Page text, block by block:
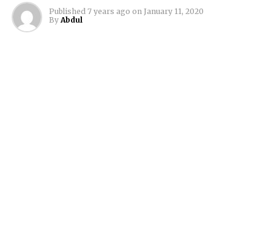
Published 7 years ago on January 11, 2020
By Abdul